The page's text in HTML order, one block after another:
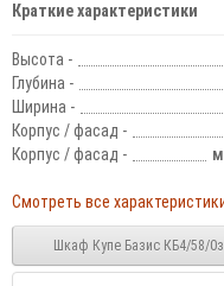
Краткие характеристики
Высота -
Глубина -
Ширина -
Корпус / фасад -
Корпус / фасад -
Смотреть все
Шкаф Купе Базис КБ4/58/0з